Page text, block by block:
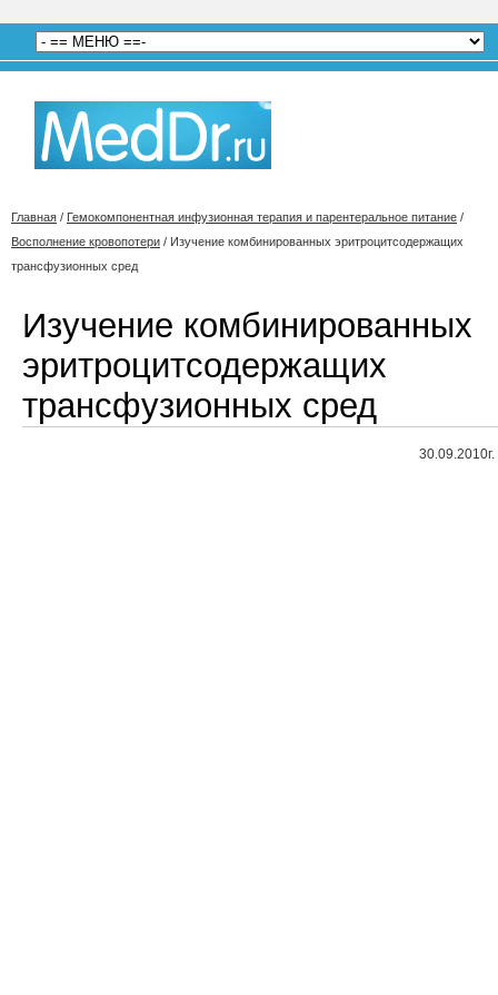
Главная / Гемокомпонентная инфузионная терапия и парентеральное питание /
Восполнение кровопотери / Изучение комбинированных эритроцитсодержащих
трансфузионных сред
Изучение комбинированных
эритроцитсодержащих
трансфузионных сред
30.09.2010г.